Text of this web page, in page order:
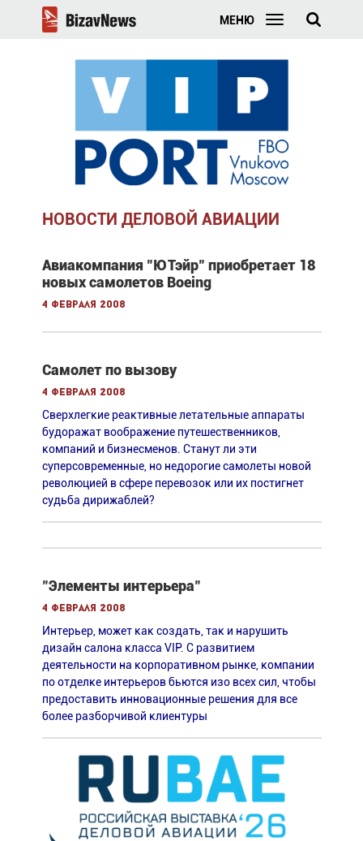
МЕНЮ
НОВОСТИ ДЕЛОВОЙ АВИАЦИИ
Авиакомпания "ЮТэйр" приобретает 18
новых самолетов Boeing
4 февраля 2008
Самолет по вызову
4 февраля 2008
Сверхлегкие реактивные летательные аппараты
будоражат воображение путешественников,
компаний и бизнесменов. Станут ли эти
суперсовременные, но недорогие самолеты новой
революцией в сфере перевозок или их постигнет
судьба дирижаблей?
"Элементы интерьера"
4 февраля 2008
Интерьер, может как создать, так и нарушить
дизайн салона класса VIP. С развитием
деятельности на корпоративном рынке, компании
по отделке интерьеров бьются изо всех сил, чтобы
предоставить инновационные решения для все
более разборчивой клиентуры